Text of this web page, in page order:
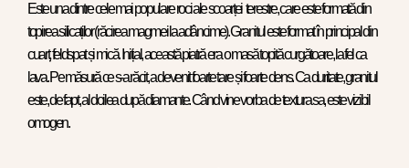
Este una dintre cele mai populare roci ale scoarței terestre, care este formată din
topirea silicaților (răcirea magmei la adâncime). Granitul este format în principal din
cuarț, feldspat și mică. Inițial, această piatră era o masă topită curgătoare, la fel ca
lava. Pe măsură ce s-a răcit, a devenit foarte tare și foarte dens. Ca duritate, granitul
este, de fapt, al doilea după diamante. Când vine vorba de textura sa, este vizibil
omogen.